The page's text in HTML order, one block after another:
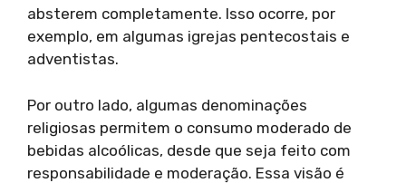
absterem completamente. Isso ocorre, por
exemplo, em algumas igrejas pentecostais e
adventistas.
Por outro lado, algumas denominações
religiosas permitem o consumo moderado de
bebidas alcoólicas, desde que seja feito com
responsabilidade e moderação. Essa visão é